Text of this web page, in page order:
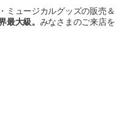
ミュージカルグッズの販売＆
最大級。 みなさまのご来店を